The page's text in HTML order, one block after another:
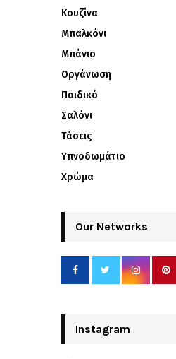
Κουζίνα
Μπαλκόνι
Μπάνιο
Οργάνωση
Παιδικό
Σαλόνι
Τάσεις
Υπνοδωμάτιο
Χρώμα
Our Networks
Instagram